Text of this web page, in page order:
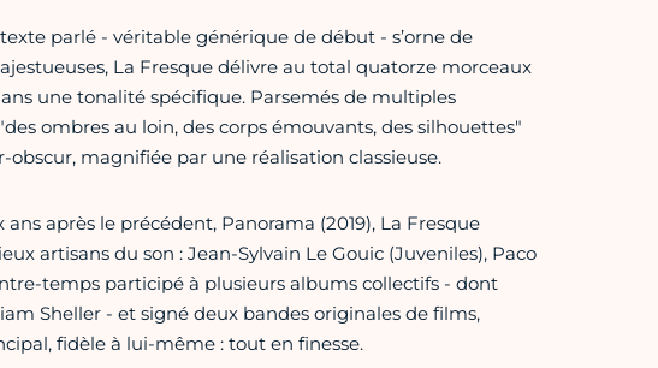
parlé - véritable générique de début - s’orne de
La Fresque délivre au total quatorze morceaux
une tonalité spécifique. Parsemés de multiples
ombres au loin, des corps émouvants, des silhouettes"
magnifiée par une réalisation classieuse.
après le précédent, Panorama (2019), La Fresque
artisans du son : Jean-Sylvain Le Gouic (Juveniles), Paco
temps participé à plusieurs albums collectifs - dont
Sheller - et signé deux bandes originales de films,
fidèle à lui-même : tout en finesse.